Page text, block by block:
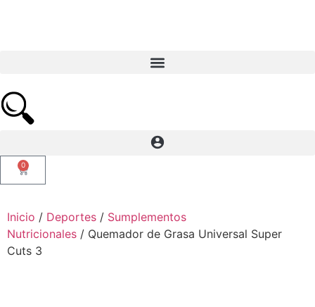
0
Inicio / Deportes / Sumplementos
Nutricionales / Quemador de Grasa Universal Super
Cuts 3